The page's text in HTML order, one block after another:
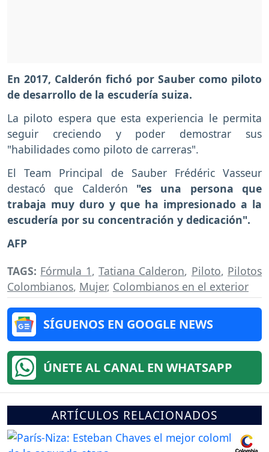
En 2017, Calderón fichó por Sauber como piloto
de desarrollo de la escudería suiza.
La piloto espera que esta experiencia le permita
seguir creciendo y poder demostrar sus
"habilidades como piloto de carreras".
El Team Principal de Sauber Frédéric Vasseur
destacó que Calderón "es una persona que
trabaja muy duro y que ha impresionado a la
escudería por su concentración y dedicación".
AFP
TAGS: Fórmula 1,Tatiana Calderon, Piloto, Pilotos
Colombianos, Mujer, Colombianos en el exterior
SÍGUENOS EN GOOGLE NEWS
ÚNETE AL CANAL EN WHATSAPP
ARTÍCULOS RELACIONADOS